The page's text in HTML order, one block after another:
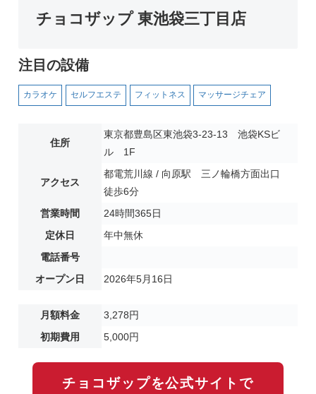
チョコザップ 東池袋三丁目店
注目の設備
カラオケ セルフエステ フィットネス マッサージチェア
住所
東京都豊島区東池袋3-23-13 池袋KSビ
ル 1F
アクセス
都電荒川線 / 向原駅 三ノ輪橋方面出口
徒歩6分
営業時間
24時間365日
定休日
年中無休
電話番号
オープン日
2026年5月16日
月額料金
3,278円
初期費用
5,000円
チョコザップを公式サイトで